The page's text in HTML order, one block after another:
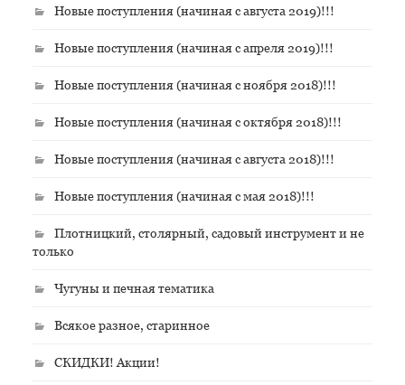
Новые поступления (начиная с августа 2019)!!!
Новые поступления (начиная с апреля 2019)!!!
Новые поступления (начиная с ноября 2018)!!!
Новые поступления (начиная с октября 2018)!!!
Новые поступления (начиная с августа 2018)!!!
Новые поступления (начиная с мая 2018)!!!
Плотницкий, столярный, садовый инструмент и не
только
Чугуны и печная тематика
Всякое разное, старинное
СКИДКИ! Акции!